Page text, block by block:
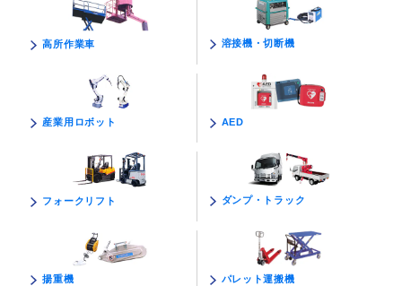
高所作業車 溶接機・切断機
産業用ロボット AED
フォークリフト ダンプ・トラック
揚重機 パレット運搬機